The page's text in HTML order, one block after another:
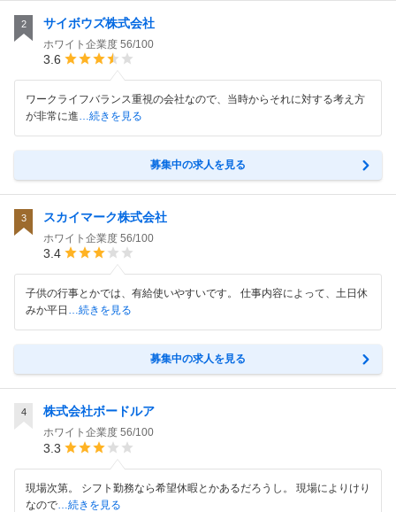
2 サイボウズ株式会社
ホワイト企業度 56/100
3.6
ワークライフバランス重視の会社なので、当時からそれに対する考え方
が非常に進…続きを見る
募集中の求人を見る
3 スカイマーク株式会社
ホワイト企業度 56/100
3.4
子供の行事とかでは、有給使いやすいです。 仕事内容によって、土日休
みか平日 …続きを見る
募集中の求人を見る
4 株式会社ボードルア
ホワイト企業度 56/100
3.3
現場次第。 シフト勤務なら希望休暇とかあるだろうし。 現場によりけり
なので …続きを見る